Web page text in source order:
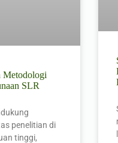
Metodologi
SLR
penelitian di
tinggi,